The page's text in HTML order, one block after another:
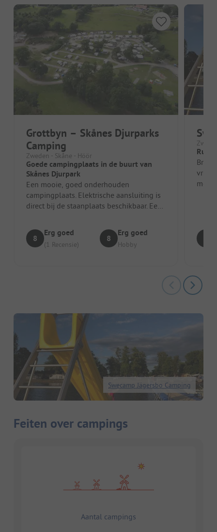
Grottbyn – Skånes Djurparks
Camping
Zweden - Skåne - Höör
Goede campingplaats in de buurt van
Skånes Djurpark
Een mooie, goed onderhouden
campingplaats. Elektrische aansluiting is
direct bij de staanplaats beschikbaar. Een
8
Erg goed
(1 Recensie)
8
Erg goed
Hobby
mooi
Swecamp Jägersbo Camping
Feiten over campings
Aantal campings